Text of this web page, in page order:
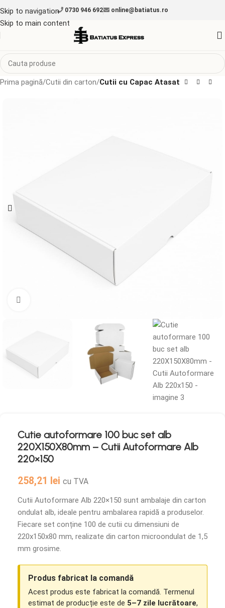
Skip to navigation
Skip to main content
0730 946 692 online@batiatus.ro
Prima pagină Cutii din carton Cutii cu Capac Atasat
Cutie autoformare 100 buc set alb
220X150X80mm – Cutii Autoformare Alb
220×150
258,21 lei cu TVA
Cutii Autoformare Alb 220×150 sunt ambalaje din carton
ondulat alb, ideale pentru ambalarea rapidă a produselor.
Fiecare set conține 100 de cutii cu dimensiuni de
220x150x80 mm, realizate din carton microondulat de 1,5
mm grosime.
Produs fabricat la comandă
Acest produs este fabricat la comandă. Termenul
estimat de producție este de 5–7 zile lucrătoare,